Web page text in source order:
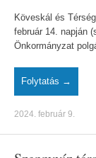
Köveskál és
február 14. napján
Önkormányzat
Folytatás →
2024. február 9.